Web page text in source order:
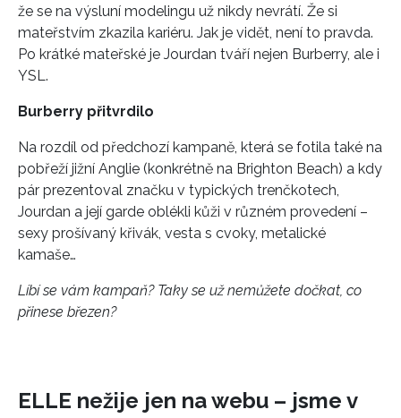
že se na výsluní modelingu už nikdy nevrátí. Že si
mateřstvím zkazila kariéru. Jak je vidět, není to pravda.
Po krátké mateřské je Jourdan tváří nejen Burberry, ale i
YSL.
Burberry přitvrdilo
Na rozdíl od předchozí kampaně, která se fotila také na
pobřeží jižní Anglie (konkrétně na Brighton Beach) a kdy
pár prezentoval značku v typických trenčkotech,
Jourdan a její garde oblékli kůži v různém provedení –
sexy prošívaný křivák, vesta s cvoky, metalické
kamaše…
Líbí se vám kampaň? Taky se už nemůžete dočkat, co
přinese březen?
ELLE nežije jen na webu – jsme v